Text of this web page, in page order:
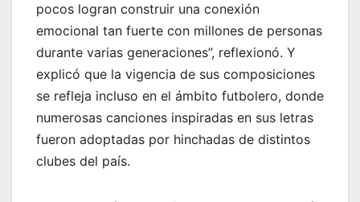
pocos logran construir una conexión
emocional tan fuerte con millones de personas
durante varias generaciones”, reflexionó. Y
explicó que la vigencia de sus composiciones
se refleja incluso en el ámbito futbolero, donde
numerosas canciones inspiradas en sus letras
fueron adoptadas por hinchadas de distintos
clubes del país.